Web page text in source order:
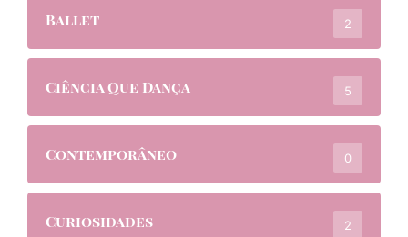
Ballet 2
Ciência Que Dança 5
Contemporâneo 0
Curiosidades 2